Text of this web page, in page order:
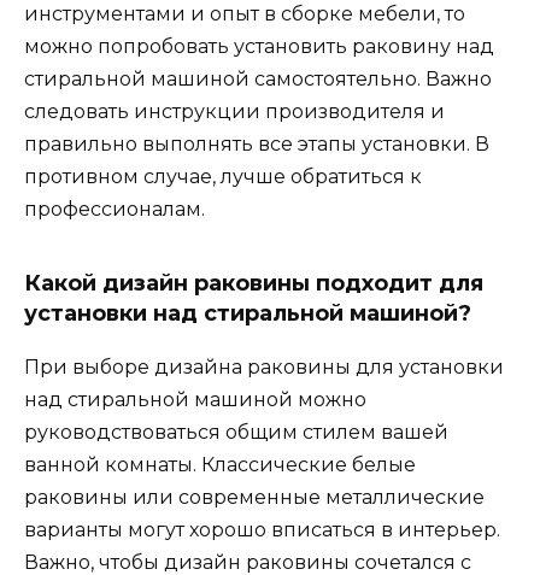
инструментами и опыт в сборке мебели, то
можно попробовать установить раковину над
стиральной машиной самостоятельно. Важно
следовать инструкции производителя и
правильно выполнять все этапы установки. В
противном случае, лучше обратиться к
профессионалам.
Какой дизайн раковины подходит для
установки над стиральной машиной?
При выборе дизайна раковины для установки
над стиральной машиной можно
руководствоваться общим стилем вашей
ванной комнаты. Классические белые
раковины или современные металлические
варианты могут хорошо вписаться в интерьер.
Важно, чтобы дизайн раковины сочетался с